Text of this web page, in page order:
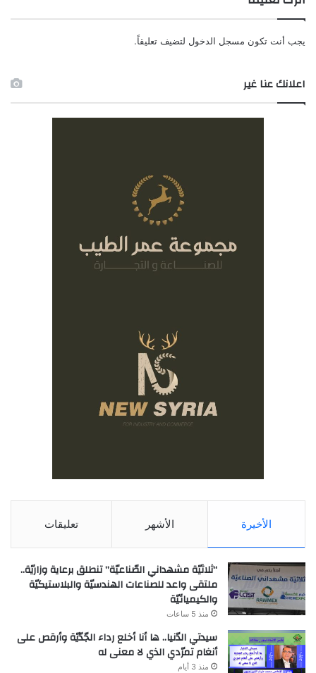
يجب أنت تكون مسجل الدخول لتضيف تعليقاً.
اعلانك عنا غير
الأخيرة الأشهر تعليقات
“ثلاثيّة مشهداني الصّناعيّة” تنطلق برعاية وزاريّة..
ملتقى واعد للصناعات الهندسيّة والبلاستيكيّة
والكيميائيّة
منذ 5 ساعات
سيدتي الدّنيا.. ها أنا أخلع رداء الجّدّيّة وأرقص على
أنغام تمرّدي الذي لا معنى له
منذ 3 أيام